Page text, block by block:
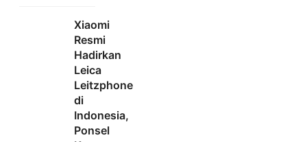
Xiaomi
Resmi
Hadirkan
Leica
Leitzphone
di
Indonesia,
Ponsel